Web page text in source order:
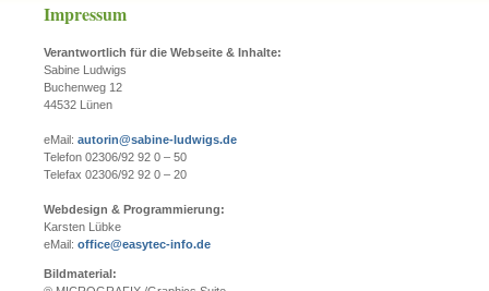
Impressum
Verantwortlich für die Webseite & Inhalte:
Sabine Ludwigs
Buchenweg 12
44532 Lünen
eMail: autorin@sabine-ludwigs.de
Telefon 02306/92 92 0 – 50
Telefax 02306/92 92 0 – 20
Webdesign & Programmierung:
Karsten Lübke
eMail: office@easytec-info.de
Bildmaterial: